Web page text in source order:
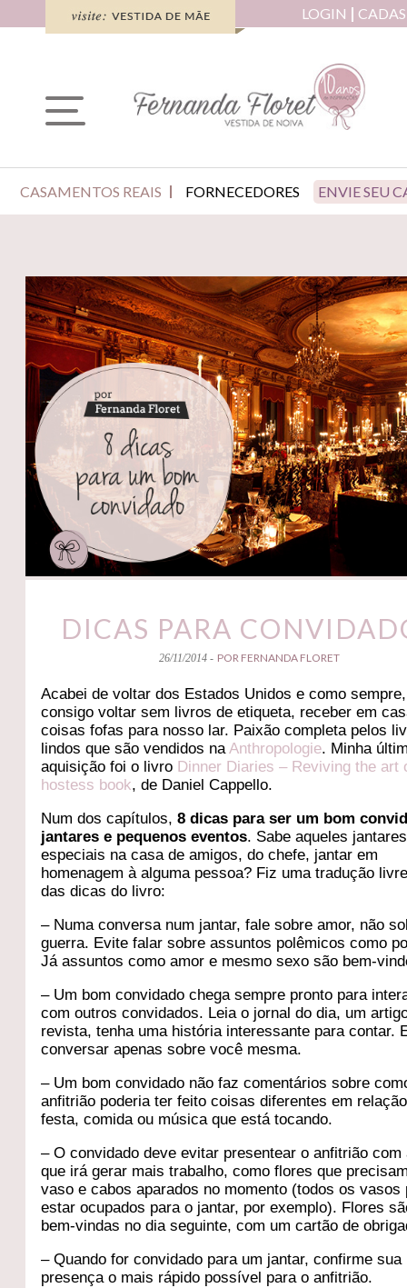
LOGIN
CASAMENTOS REAIS FORNECEDORES ENVIE SEU
DICAS PARA
26/11/2014 - POR FERNANDA FLORET
Acabei de voltar dos Estados Unidos e como
consigo voltar sem livros de etiqueta, receber em
coisas fofas para nosso lar. Paixão completa pelos
lindos que são vendidos naAnthropologie. Minha
aquisição foi o livro Dinner Diaries – Reviving the art
hostess book, de Daniel Cappello.
Num dos capítulos, 8 dicas para ser um bom
jantares e pequenos eventos. Sabe aqueles jantares
especiais na casa de amigos, do chefe, jantar em
homenagem à alguma pessoa? Fiz uma tradução
das dicas do livro:
– Numa conversa num jantar, fale sobre amor, não
guerra. Evite falar sobre assuntos polêmicos como
Já assuntos como amor e mesmo sexo são bem-
– Um bom convidado chega sempre pronto para
com outros convidados. Leia o jornal do dia, um
revista, tenha uma história interessante para contar.
conversar apenas sobre você mesma.
– Um bom convidado não faz comentários sobre
anfitrião poderia ter feito coisas diferentes em
festa, comida ou música que está tocando.
– O convidado deve evitar presentear o anfitrião com
que irá gerar mais trabalho, como flores que
vaso e cabos aparados no momento (todos os vasos
estar ocupados para o jantar, por exemplo). Flores
bem-vindas no dia seguinte, com um cartão de
– Quando for convidado para um jantar, confirme sua
presença o mais rápido possível para o anfitrião.